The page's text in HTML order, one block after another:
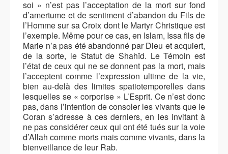
soi » n’est pas l’acceptation de la mort sur fond
d’amertume et de sentiment d’abandon du Fils de
l’Homme sur sa Croix dont le Martyr Christique est
l’exemple. Même pour ce cas, en Islam, Issa fils de
Marie n’a pas été abandonné par Dieu et acquiert,
de la sorte, le Statut de Shahîd. Le Témoin est
l’état de ceux qui ne se donnent pas la mort, mais
l’acceptent comme l’expression ultime de la vie,
bien au-delà des limites spatiotemporelles dans
lesquelles se « corporise » L’Esprit. Ce n’est donc
pas, dans l’intention de consoler les vivants que le
Coran s’adresse à ces derniers, en les invitant à
ne pas considérer ceux qui ont été tués sur la voie
d’Allah comme morts mais comme vivants, dans la
bienveillance de leur Rab.